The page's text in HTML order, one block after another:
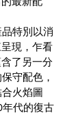
特別以消
現，乍看
了另一分
守配色，
火焰圖
代的復古